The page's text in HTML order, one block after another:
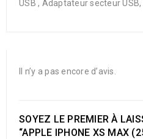
USB , Adaptateur secteur
Il n’y a pas encore d’avis.
SOYEZ LE PREMIER À
“APPLE IPHONE XS MAX